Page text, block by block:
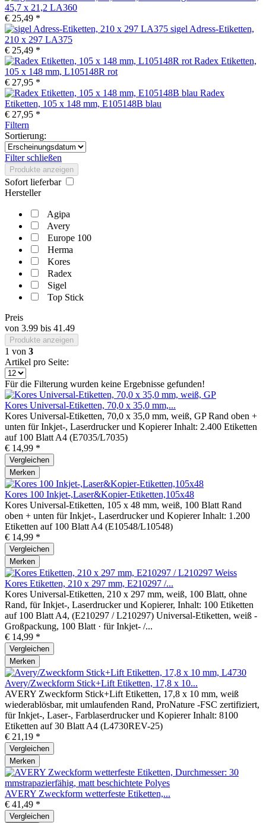
45,7 x 21,2 LA360
€ 25,49 *
sigel Adress-Etiketten,
210 x 297 LA375
€ 25,49 *
Radex Etiketten,
105 x 148 mm, L105148R rot
€ 27,95 *
Radex
Etiketten, 105 x 148 mm, E105148B blau
€ 27,95 *
Filtern
Sortierung:
Filter schließen
Produkte anzeigen
Sofort lieferbar
Hersteller
Agipa
Avery
Europe 100
Herma
Kores
Radex
Sigel
Top Stick
Preis
von 3.99 bis 41.49
Produkte anzeigen
1 von 3
Artikel pro Seite:
Für die Filterung wurden keine Ergebnisse gefunden!
Kores Universal-Etiketten, 70,0 x 35,0 mm,...
Kores Universal-Etiketten, 70,0 x 35,0 mm, weiß, GP Rand oben +
unten für Inkjet-, Laserdrucker und Kopierer Inhalt: 2.400 Etiketten
auf 100 Blatt A4 (E7035/L7035)
€ 14,99 *
Vergleichen
Merken
Kores 100 Inkjet-,Laser&Kopier-Etiketten,105x48
Kores Universal-Etiketten, 105 x 48 mm, weiß, 100 Blatt Rand
oben + unten für Inkjet-, Laserdrucker und Kopierer Inhalt: 1.200
Etiketten auf 100 Blatt A4 (E10548/L10548)
€ 14,99 *
Vergleichen
Merken
Kores Etiketten, 210 x 297 mm, E210297 /...
Kores Universal-Etiketten, 210 x 297 mm, weiß, 100 Blatt, ohne
Rand, für Inkjet-, Laserdrucker und Kopierer, Inhalt: 100 Etiketten
auf 100 Blatt A4, (E210297 / L210297) Universal-Etiketten, weiß -
Großpackung, 100 Blatt · für Inkjet- /...
€ 14,99 *
Vergleichen
Merken
Avery/Zweckform Stick+Lift Etiketten, 17,8 x 10...
AVERY Zweckform Stick+Lift Etiketten, 17,8 x 10 mm, weiß
wiederablösbar, mit umlaufenden Rand, ProNature -FSC zertifiziert,
für Inkjet-, Laser-, Farblaserdrucker und Kopierer Inhalt: 8100
Etiketten auf 30 Blatt A4 (L4730REV-25)
€ 21,19 *
Vergleichen
Merken
AVERY Zweckform wetterfeste Etiketten,...
€ 41,49 *
Vergleichen